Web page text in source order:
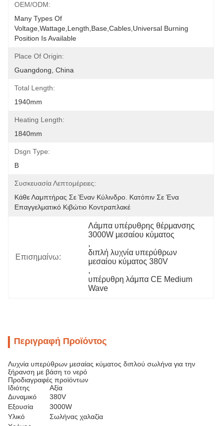
OEM/ODM:
Many Types Of
Voltage,wattage,length,base,cables,universal Burning
Position Is Available
Place Of Origin:
Guangdong, China
Total Length:
1940mm
Heating Length:
1840mm
Dsgn Type:
B
Συσκευασία Λεπτομέρειες:
Κάθε Λαμπτήρας Σε Έναν Κύλινδρο. Κατόπιν Σε Ένα
Επαγγελματικό Κιβώτιο Κοντραπλακέ
Επισημαίνω:
Λάμπα υπέρυθρης θέρμανσης
3000W μεσαίου κύματος
,
διπλή λυχνία υπερύθρων
μεσαίου κύματος 380V
,
υπέρυθρη λάμπα CE Medium
Wave
Περιγραφή Προϊόντος
Λυχνία υπερύθρων μεσαίας κύματος διπλού σωλήνα για την
ξήρανση με βάση το νερό
Προδιαγραφές προϊόντων
Ιδιότης
Αξία
Δυναμικό
380V
Εξουσία
3000W
Υλικό
Σωλήνας χαλαζία